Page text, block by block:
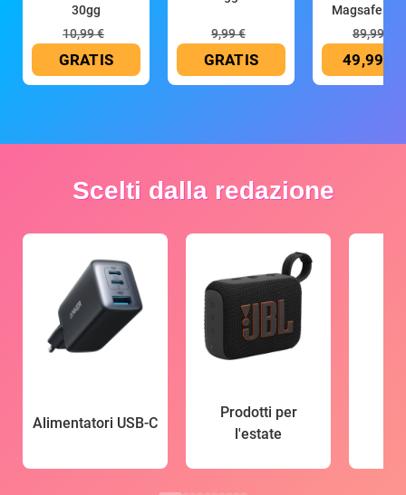
30gg
10,99 €
GRATIS
9,99 €
GRATIS
Magsafe
89,99 €
49,99 €
Scelti dalla redazione
Alimentatori USB-C
Prodotti per
l'estate